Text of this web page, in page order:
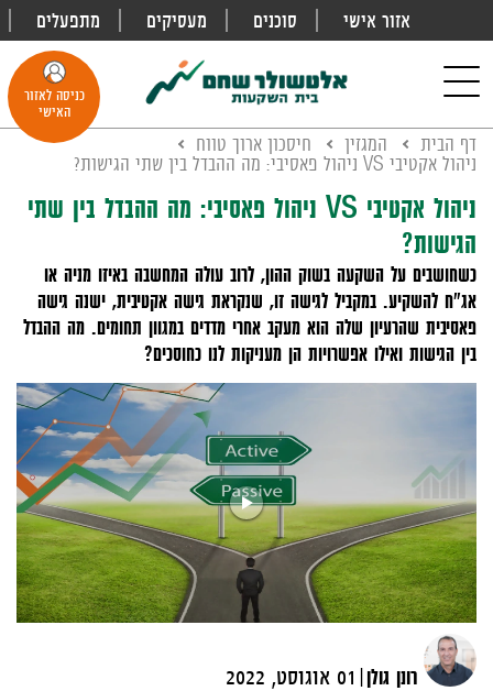
אזור אישי סוכנים מעסיקים מתפעלים
navigation
כניסה לאזור
האישי
דף הבית המגזין
חיסכון ארוך טווח
ניהול אקטיבי VS ניהול פאסיבי: מה ההבדל בין שתי הגישות?
ניהול אקטיבי VS ניהול פאסיבי: מה ההבדל בין שתי
הגישות?
כשחושבים על השקעה בשוק ההון, לרוב עולה המחשבה באיזו מניה או
אג"ח להשקיע. במקביל לגישה זו, שנקראת גישה אקטיבית, ישנה גישה
פאסיבית שהרעיון שלה הוא מעקב אחרי מדדים במגוון תחומים. מה ההבדל
בין הגישות ואילו אפשרויות הן מעניקות לנו כחוסכים?
רונן גולן| 01 אוגוסט, 2022